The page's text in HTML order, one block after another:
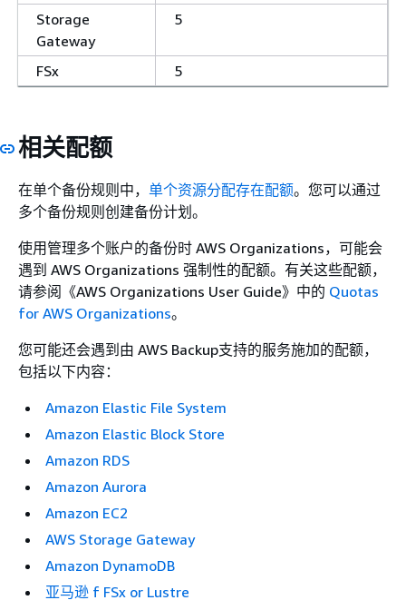
Storage
Gateway
5
FSx 5
相关配额
在单个备份规则中， 单个资源分配存在配额。您可以通过
多个备份规则创建备份计划。
使用管理多个账户的备份时 AWS Organizations，可能会
遇到 AWS Organizations 强制性的配额。有关这些配额，
请参阅《AWS Organizations User Guide》 中的 Quotas
for AWS Organizations。
您可能还会遇到由 AWS Backup支持的服务施加的配额，
包括以下内容：
Amazon Elastic File System
Amazon Elastic Block Store
Amazon RDS
Amazon Aurora
Amazon EC2
AWS Storage Gateway
Amazon DynamoDB
亚马逊 f FSx or Lustre